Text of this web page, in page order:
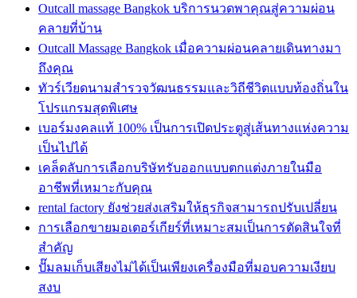
Outcall massage Bangkok บริการนวดพาคุณสู่ความผ่อน
คลายที่บ้าน
Outcall Massage Bangkok เมื่อความผ่อนคลายเดินทางมา
ถึงคุณ
ทัวร์เวียดนามสำรวจวัฒนธรรมและวิถีชีวิตแบบท้องถิ่นใน
โปรแกรมสุดพิเศษ
เบอร์มงคลแท้ 100% เป็นการเปิดประตูสู่เส้นทางแห่งความ
เป็นไปได้
เคล็ดลับการเลือกบริษัทรับออกแบบตกแต่งภายในมือ
อาชีพที่เหมาะกับคุณ
rental factory ยังช่วยส่งเสริมให้ธุรกิจสามารถปรับเปลี่ยน
การเลือกขายมอเตอร์เกียร์ที่เหมาะสมเป็นการตัดสินใจที่
สำคัญ
ปั๊มลมเก็บเสียงไม่ได้เป็นเพียงเครื่องมือที่มอบความเงียบ
สงบ